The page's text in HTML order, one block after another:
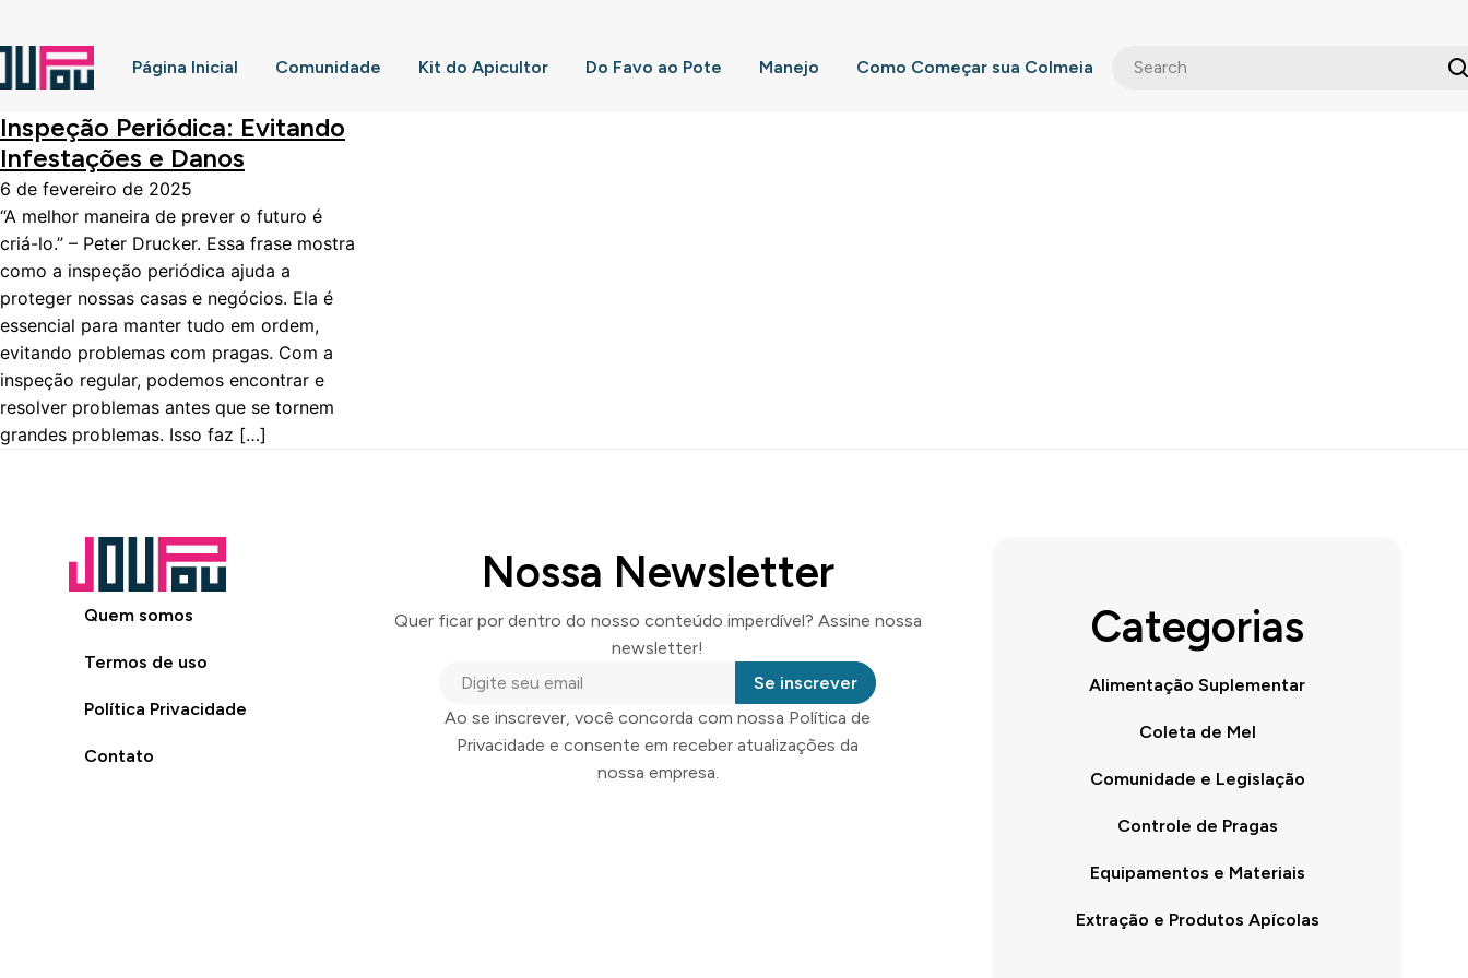
Página Inicial Comunidade Kit do Apicultor Do Favo ao Pote Manejo Como Começar sua Colmeia
Inspeção Periódica: Evitando
Infestações e Danos
6 de fevereiro de 2025
“A melhor maneira de prever o futuro é
criá-lo.” – Peter Drucker. Essa frase mostra
como a inspeção periódica ajuda a
proteger nossas casas e negócios. Ela é
essencial para manter tudo em ordem,
evitando problemas com pragas. Com a
inspeção regular, podemos encontrar e
resolver problemas antes que se tornem
grandes problemas. Isso faz […]
Quem somos
Termos de uso
Política Privacidade
Contato
Nossa Newsletter
Quer ficar por dentro do nosso conteúdo imperdível? Assine nossa
newsletter!
Se inscrever
Ao se inscrever, você concorda com nossa Política de
Privacidade e consente em receber atualizações da
nossa empresa.
Categorias
Alimentação Suplementar
Coleta de Mel
Comunidade e Legislação
Controle de Pragas
Equipamentos e Materiais
Extração e Produtos Apícolas